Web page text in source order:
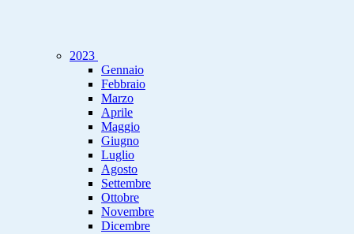
2023
Gennaio
Febbraio
Marzo
Aprile
Maggio
Giugno
Luglio
Agosto
Settembre
Ottobre
Novembre
Dicembre